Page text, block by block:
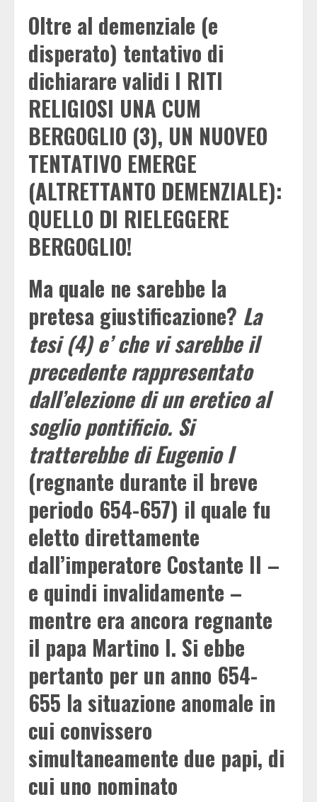
Oltre al demenziale (e
disperato) tentativo di
dichiarare validi I RITI
RELIGIOSI UNA CUM
BERGOGLIO (3), UN NUOVEO
TENTATIVO EMERGE
(ALTRETTANTO DEMENZIALE):
QUELLO DI RIELEGGERE
BERGOGLIO!
Ma quale ne sarebbe la
pretesa giustificazione? La
tesi (4) e’ che vi sarebbe il
precedente rappresentato
dall’elezione di un eretico al
soglio pontificio. Si
tratterebbe di Eugenio I
(regnante durante il breve
periodo 654-657) il quale fu
eletto direttamente
dall’imperatore Costante II –
e quindi invalidamente –
mentre era ancora regnante
il papa Martino I. Si ebbe
pertanto per un anno 654-
655 la situazione anomale in
cui convissero
simultaneamente due papi, di
cui uno nominato